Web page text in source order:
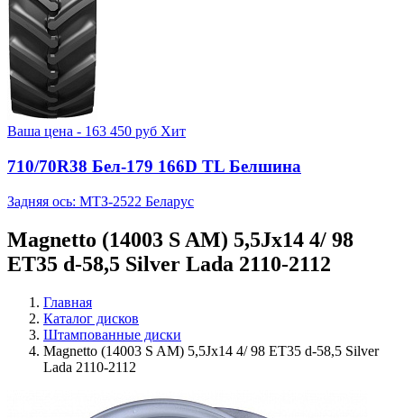
Ваша цена - 163 450 руб Хит
710/70R38 Бел-179 166D TL Белшина
Задняя ось: МТЗ-2522 Беларус
Magnetto (14003 S AM) 5,5Jx14 4/ 98
ET35 d-58,5 Silver Lada 2110-2112
Главная
Каталог дисков
Штампованные диски
Magnetto (14003 S AM) 5,5Jx14 4/ 98 ET35 d-58,5 Silver
Lada 2110-2112